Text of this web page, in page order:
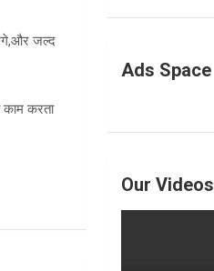
जल्द
काम करता
e
o
Ads Space
Our Videos